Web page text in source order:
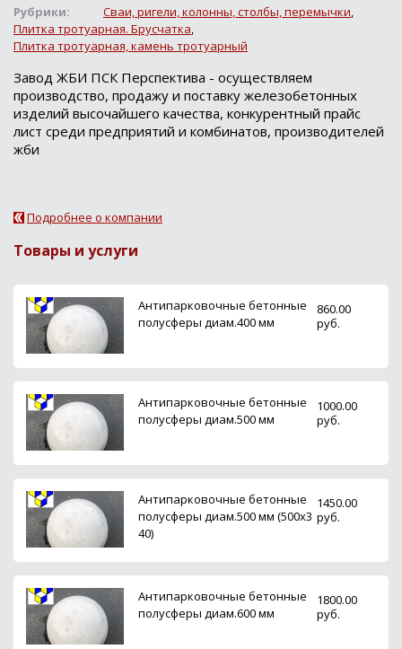
Рубрики:
Сваи, ригели, колонны, столбы, перемычки,
Плитка тротуарная. Брусчатка,
Плитка тротуарная, камень тротуарный
Завод ЖБИ ПСК Перспектива - осуществляем
производство, продажу и поставку железобетонных
изделий высочайшего качества, конкурентный прайс
лист среди предприятий и комбинатов, производителей
жби
Подробнее о компании
Товары и услуги
Антипарковочные бетонные
полусферы диам.400 мм
860.00
руб.
Антипарковочные бетонные
полусферы диам.500 мм
1000.00
руб.
Антипарковочные бетонные
полусферы диам.500 мм (500х3
40)
1450.00
руб.
Антипарковочные бетонные
полусферы диам.600 мм
1800.00
руб.